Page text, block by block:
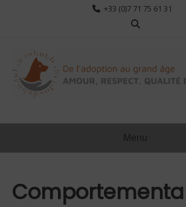
+33 (0)7 71 75 61 31
Menu